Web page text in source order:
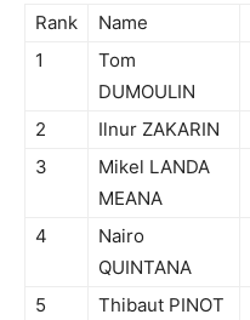
Rank Name
1
Tom
DUMOULIN
2 Ilnur ZAKARIN
3
Mikel LANDA
MEANA
4
Nairo
QUINTANA
5 Thibaut PINOT